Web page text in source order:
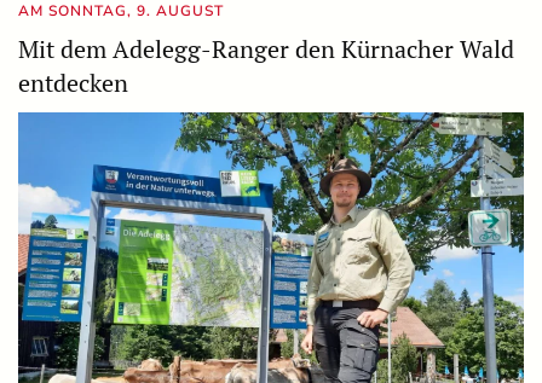
AM SONNTAG, 9. AUGUST
Mit dem Adelegg-Ranger den Kürnacher Wald
entdecken